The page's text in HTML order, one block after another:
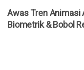
Awas Tren Animasi
Biometrik & Bobol